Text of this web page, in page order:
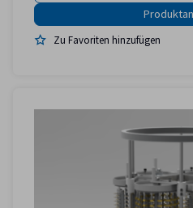
Zu Favoriten hinzufügen